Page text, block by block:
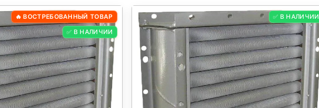
🔥 ВОСТРЕБОВАННЫЙ ТОВАР
✅ В НАЛИЧИИ
✅ В НАЛИЧИИ